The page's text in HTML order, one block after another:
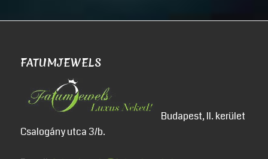
FATUMJEWELS
Budapest, II. kerület
Csalogány utca 3/b.